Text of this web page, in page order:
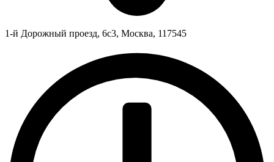
1-й Дорожный проезд, 6с3, Москва, 117545